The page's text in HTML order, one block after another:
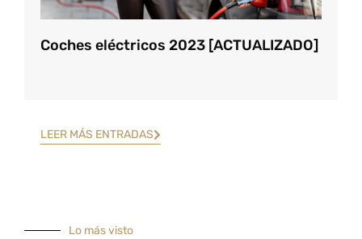
Coches eléctricos 2023 [ACTUALIZADO]
LEER MÁS ENTRADAS
Lo más visto